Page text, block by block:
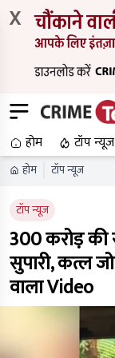
X
होम टॉप न्यूज
होम टॉप न्यूज
टॉप न्यूज
300 करोड़ की
सुपारी, कत्ल
वाला Video